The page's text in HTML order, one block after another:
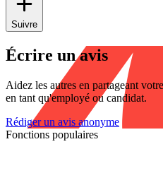
Suivre
Écrire un avis
Aidez les autres en partageant
en tant qu'employé ou candidat.
Rédiger un avis anonyme
Fonctions populaires